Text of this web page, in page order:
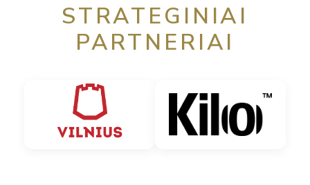
STRATEGINIAI
PARTNERIAI